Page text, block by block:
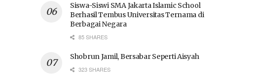
Siswa-Siswi SMA Jakarta Islamic School
Berhasil Tembus Universitas Ternama di
Berbagai Negara
85 SHARES
Shobrun Jamil, Bersabar Seperti Aisyah
323 SHARES